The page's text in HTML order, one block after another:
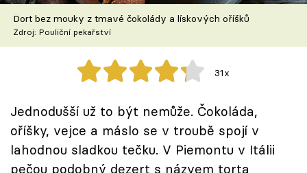
Recepty z TV
Speciál: Cuketa
Těhotnej kuchař
Sledujte prima+
Přihlášení
Dort bez mouky z tmavé čokolády a lískových oříšků
Zdroj: Pouliční pekařství
31x
Jednodušší už to být nemůže. Čokoláda,
oříšky, vejce a máslo se v troubě spojí v
lahodnou sladkou tečku. V Piemontu v Itálii
pečou podobný dezert s názvem torta